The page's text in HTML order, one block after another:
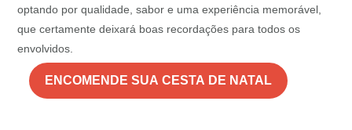
optando por qualidade, sabor e uma experiência memorável,
que certamente deixará boas recordações para todos os
envolvidos.
ENCOMENDE SUA CESTA DE NATAL